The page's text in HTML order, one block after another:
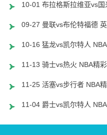
10-01 布拉格斯拉维亚vs
09-27 曼联vs布伦特福德
10-16 猛龙vs凯尔特人
11-13 骑士vs热火 NBA精
11-25 活塞vs步行者 NBA
11-04 爵士vs凯尔特人